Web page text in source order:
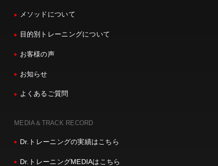
メソッドについて
目的別トレーニングについて
お客様の声
お知らせ
よくあるご質問
MEDIA＆TRACK RECORD
Dr.トレーニングの実績はこちら
Dr.トレーニングMEDIAはこちら